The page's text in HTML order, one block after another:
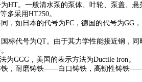
HT。一般清水泵的泵体、叶轮、泵盖、
多采用HT250。
，如日本的代号为FC ，德国的代号为GG
标代号为QT。由于其力学性能接近钢，
为GGG ，美国的表示方法为Ductile iron 。
，耐磨铸铁——白口铸铁，高韧性铸铁